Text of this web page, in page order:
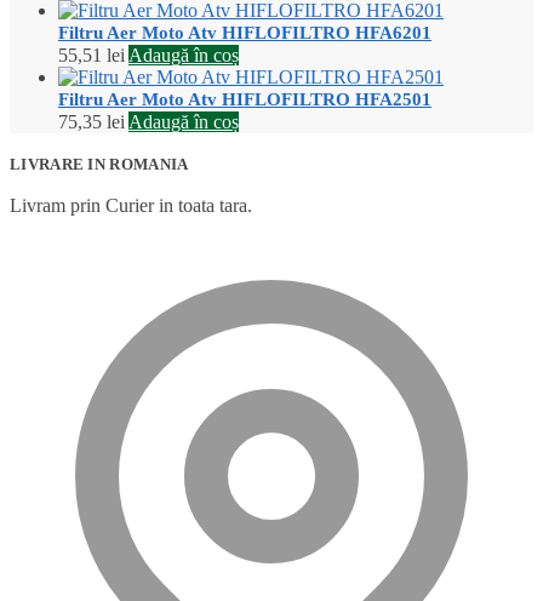
Filtru Aer Moto Atv HIFLOFILTRO HFA6201
55,51 lei Adaugă în coș
Filtru Aer Moto Atv HIFLOFILTRO HFA2501
75,35 lei Adaugă în coș
LIVRARE IN ROMANIA
Livram prin Curier in toata tara.